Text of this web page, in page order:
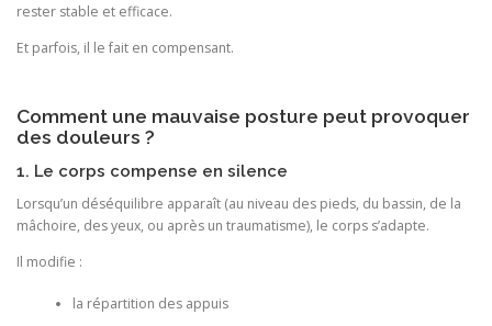
rester stable et efficace.
Et parfois, il le fait en compensant.
Comment une mauvaise posture peut provoquer
des douleurs ?
1. Le corps compense en silence
Lorsqu’un déséquilibre apparaît (au niveau des pieds, du bassin, de la
mâchoire, des yeux, ou après un traumatisme), le corps s’adapte.
Il modifie :
la répartition des appuis